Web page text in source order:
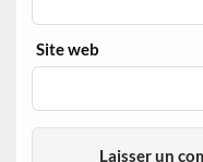
Site web